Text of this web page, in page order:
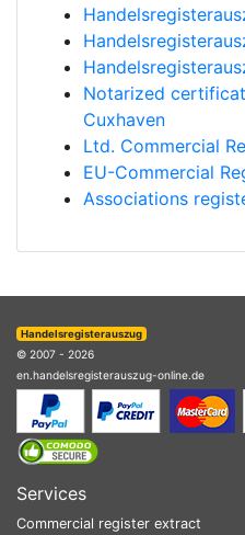
Notarized
Cuxhaven
Ltd. Commercial
EU-Commercial
Associations
Handelsregisterauszug
© 2007 - 2026
en.handelsregisterauszug-online.de
Services
Commercial register extract